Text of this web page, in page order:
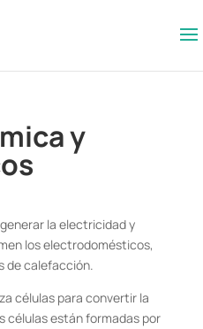
y
la electricidad y
los electrodomésticos,
de calefacción.
células para convertir la
células están formadas por